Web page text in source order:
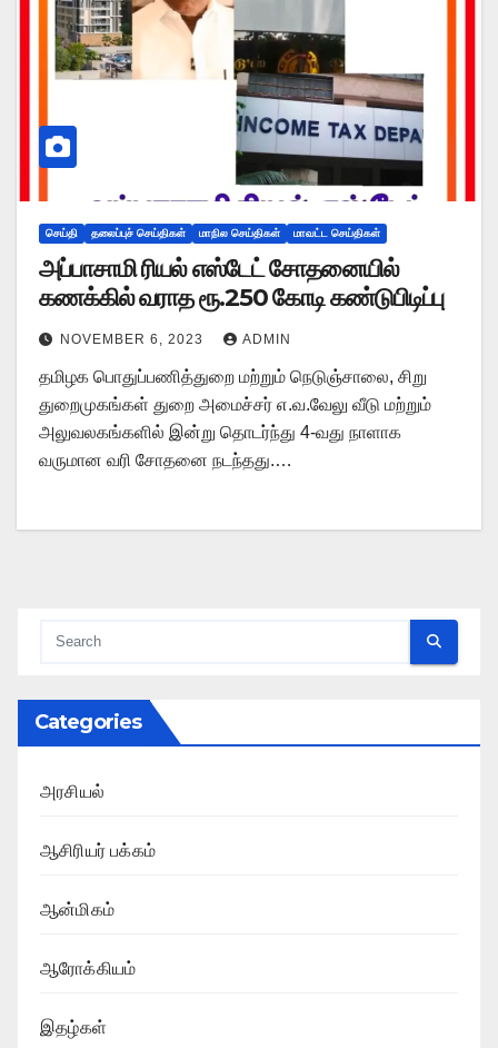
செய்தி தலைப்புச் செய்திகள் மாநில செய்திகள் மாவட்ட செய்திகள்
அப்பாசாமி ரியல் எஸ்டேட் சோதனையில்
கணக்கில் வராத ரூ.250 கோடி கண்டுபிடிப்பு
NOVEMBER 6, 2023 ADMIN
தமிழக பொதுப்பணித்துறை மற்றும் நெடுஞ்சாலை, சிறு
துறைமுகங்கள் துறை அமைச்சர் எ.வ.வேலு வீடு மற்றும்
அலுவலகங்களில் இன்று தொடர்ந்து 4-வது நாளாக
வருமான வரி சோதனை நடந்தது.…
Categories
அரசியல்
ஆசிரியர் பக்கம்
ஆன்மிகம்
ஆரோக்கியம்
இதழ்கள்